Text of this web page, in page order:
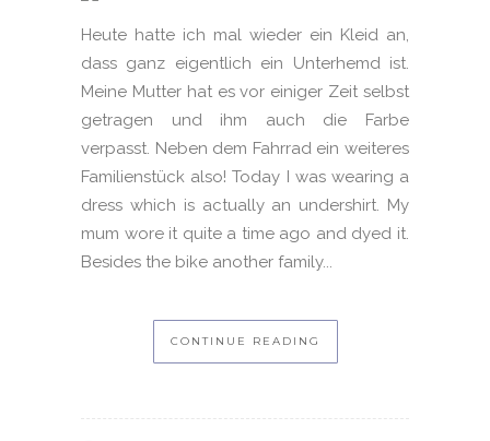
Heute hatte ich mal wieder ein Kleid an,
dass ganz eigentlich ein Unterhemd ist.
Meine Mutter hat es vor einiger Zeit selbst
getragen und ihm auch die Farbe
verpasst. Neben dem Fahrrad ein weiteres
Familienstück also! Today I was wearing a
dress which is actually an undershirt. My
mum wore it quite a time ago and dyed it.
Besides the bike another family...
CONTINUE READING